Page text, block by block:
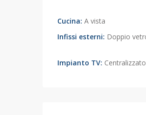
Cucina: A vista
Infissi esterni: Doppio
Impianto TV: Centralizzato